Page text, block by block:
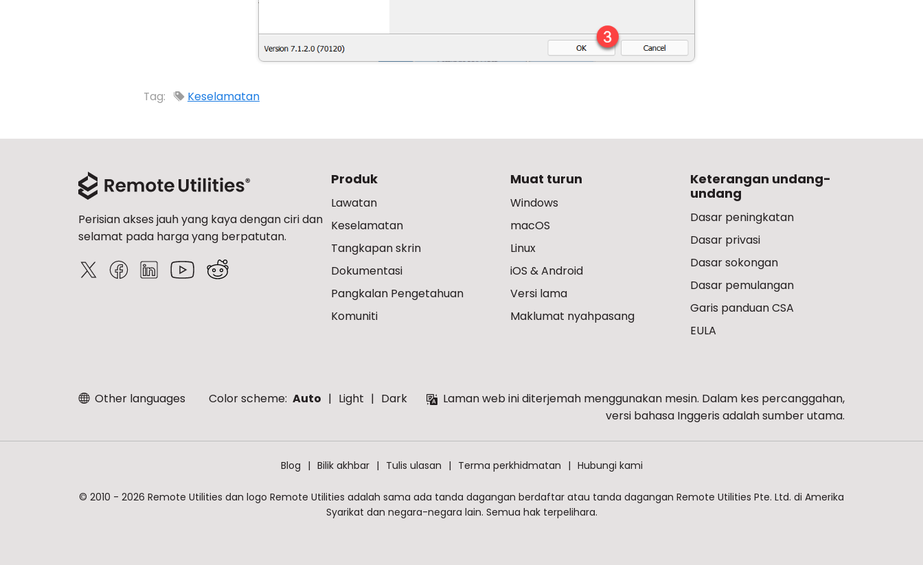
Tag: Keselamatan
Perisian akses jauh yang kaya dengan ciri dan
selamat pada harga yang berpatutan.
Produk
Lawatan
Keselamatan
Tangkapan skrin
Dokumentasi
Pangkalan Pengetahuan
Komuniti
Muat turun
Windows
macOS
Linux
iOS & Android
Versi lama
Maklumat nyahpasang
Keterangan undang-
undang
Dasar peningkatan
Dasar privasi
Dasar sokongan
Dasar pemulangan
Garis panduan CSA
EULA
Other languages Color scheme: Auto Light Dark
Laman web ini diterjemah menggunakan mesin. Dalam kes percanggahan,
versi bahasa Inggeris adalah sumber utama.
Blog Bilik akhbar Tulis ulasan Terma perkhidmatan Hubungi kami
© 2010 - 2026 Remote Utilities dan logo Remote Utilities adalah sama ada tanda dagangan berdaftar atau tanda dagangan Remote Utilities Pte. Ltd. di Amerika
Syarikat dan negara-negara lain. Semua hak terpelihara.